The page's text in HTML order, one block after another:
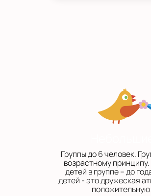
Группы до 6 человек.
возрастному
детей в группе – до
детей - это дружеская